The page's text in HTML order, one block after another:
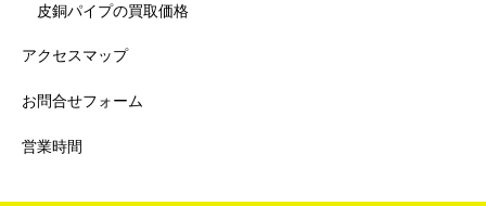
皮銅パイプの買取価格
アクセスマップ
お問合せフォーム
営業時間